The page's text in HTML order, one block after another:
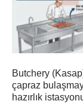
Butchery
çapraz
hazırlık